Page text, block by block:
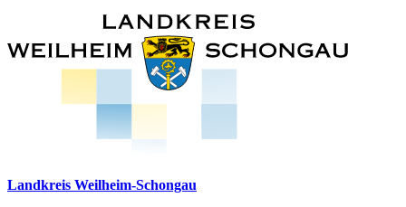
Landkreis Weilheim-Schongau